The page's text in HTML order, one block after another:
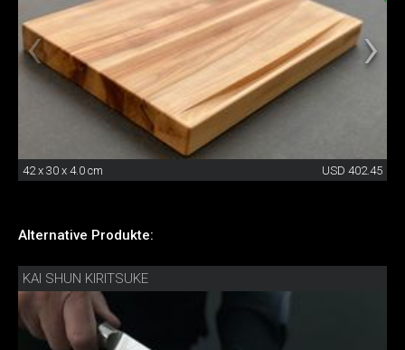
42 x 30 x 4.0 cm USD 402.45
Alternative Produkte:
KAI SHUN KIRITSUKE